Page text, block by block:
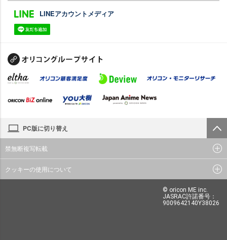
LINEアカウントメディア
PC版に切り替え
禁無断複写転載
クッキーの使用について
© oricon ME inc.
JASRAC許諾番号：
9009642140Y38026